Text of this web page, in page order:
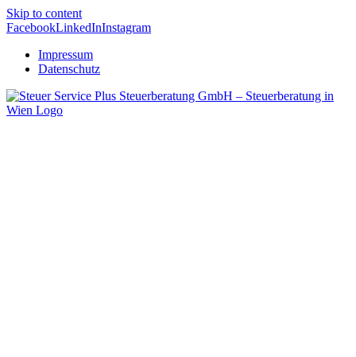
Skip to content
FacebookLinkedInInstagram
Impressum
Datenschutz